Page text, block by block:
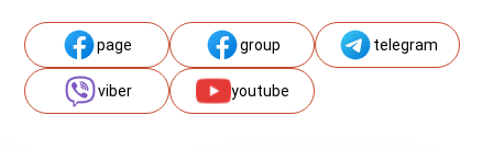
page group telegram
viber youtube